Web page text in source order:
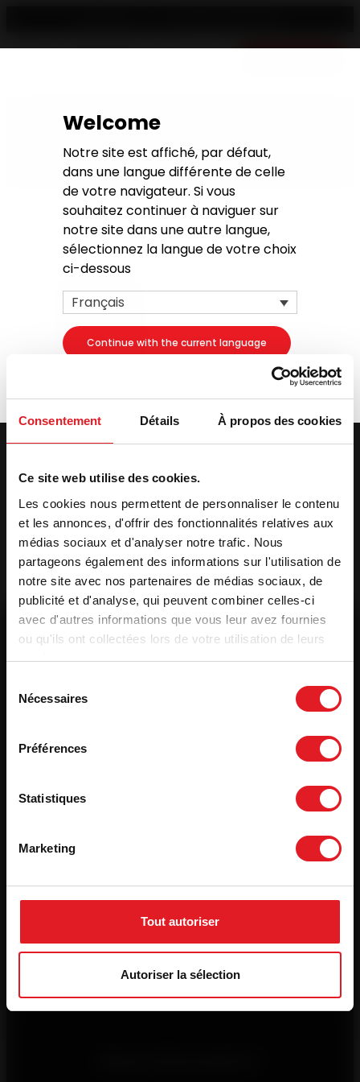
Consentement Détails À propos des cookies
Ce site web utilise des cookies.
Les cookies nous permettent de personnaliser le contenu
et les annonces, d'offrir des fonctionnalités relatives aux
médias sociaux et d'analyser notre trafic. Nous
partageons également des informations sur l'utilisation de
notre site avec nos partenaires de médias sociaux, de
publicité et d'analyse, qui peuvent combiner celles-ci
avec d'autres informations que vous leur avez fournies
ou qu'ils ont collectées lors de votre utilisation de leurs
services.
Nécessaires
Préférences
Statistiques
Marketing
Tout autoriser
Autoriser la sélection
Poêles à granulés plats
Poêles à Granulés Poêles à granulés extra plats
Standards
Poêle à granulés
Daglan Slim 9
Canalisable
Produits
Welcome
Notre site est affiché, par défaut,
dans une langue différente de celle
de votre navigateur. Si vous
souhaitez continuer à naviguer sur
notre site dans une autre langue,
sélectionnez la langue de votre choix
ci-dessous
Français
Continue with the current language